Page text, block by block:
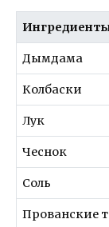
Дымдама
Колбаски
Лук
Чеснок
Соль
Прованские